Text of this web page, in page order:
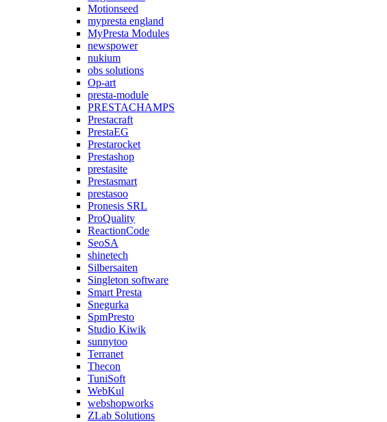
Motionseed
mypresta england
MyPresta Modules
newspower
nukium
obs solutions
Op-art
presta-module
PRESTACHAMPS
Prestacraft
PrestaEG
Prestarocket
Prestashop
prestasite
Prestasmart
prestasoo
Pronesis SRL
ProQuality
ReactionCode
SeoSA
shinetech
Silbersaiten
Singleton software
Smart Presta
Snegurka
SpmPresto
Studio Kiwik
sunnytoo
Terranet
Thecon
TuniSoft
WebKul
webshopworks
ZLab Solutions